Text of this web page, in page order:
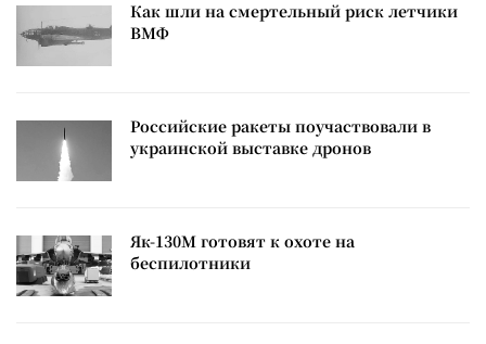
Как шли на смертельный риск летчики
ВМФ
Российские ракеты поучаствовали в
украинской выставке дронов
Як-130М готовят к охоте на
беспилотники